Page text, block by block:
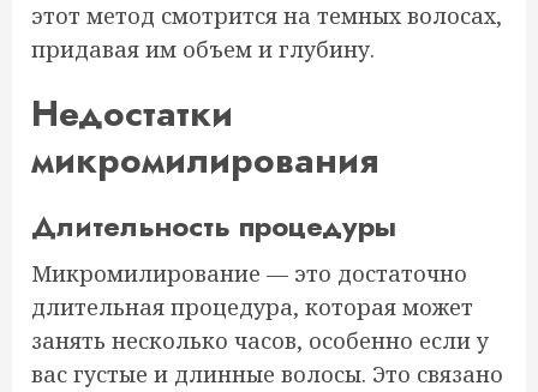
этот метод смотрится на темных волосах,
придавая им объем и глубину.
Недостатки
микромилирования
Длительность процедуры
Микромилирование — это достаточно
длительная процедура, которая может
занять несколько часов, особенно если у
вас густые и длинные волосы. Это связано